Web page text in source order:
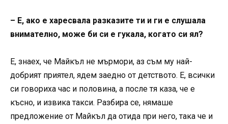
– Е, ако е харесвала разказите ти и ги е слушала
внимателно, може би си е гукала, когато си ял?
Е, знаех, че Майкъл не мърмори, аз съм му най-
добрият приятел, ядем заедно от детството. Е, всички
си говориха час и половина, а после тя каза, че е
късно, и извика такси. Разбира се, нямаше
предложение от Майкъл да отида при него, така че и